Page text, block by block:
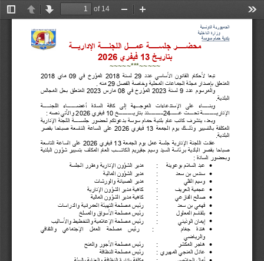
TogglePreviousNext
of 14
Zoom
الجمھوریة التونسیة
       وزارة الداخلیة
بلدیة حمام سوسة
محضـــــر جلســـــة عمــــل اللجنــــة الإداریـــة
بتاریـخ
13
2026
~~~~~***~~~~~
تبعا لأحكام القانون الأساسي عدد 29 لسنة 2018 المؤرخ في 09 ماي
2018
المتعلق بإصدار مجلة الجماعات المحلیة وخاصة الفصل
29 منھ .
والمرسوم
عدد 9 لسنة 2023 المؤرخ في 08 مارس 2023 المتعلق بحل
المجالس
البلدیة.
وبنـــــاء
على الإستدعاءات الموجـــھة إلى كافة السادة أعضـــــــاء
اللجنـــــة
الإداریــــــــــة تحــــت عــــــ24ـــــــــــدد بتاریـــــــــــخ 10
2026 والآتي نصھ :
وبعد،
یتشرف كاتب عام بلدیة حمام سوسة بدعوتكم لحضور جلســـــة اللجنة
الإداریة
المكلفة
بالتسییر وذلـــك یوم الجمعة 13 فیفري 2026 على الساعة التاسعة صباحا
بقصر
البلدیة.
عقدت
اللجنة الإداریة جلسة عمل یوم الجمعة 13 فیفري 2026 على الساعة
التاسعة
صباحا
بقصر البلدیة برئاسة السید وسیم جقیریم الكاتــــب العام المكلف بتسییر شؤون
البلدیة
وبحضور السادة :

عبد السلام بوعوینة :
مدیر الشؤون الإداریة ومقرر الجلسة

سندس بن سعد :
مدیر الشؤون المالیة

وسیم القلي :
مدیر الصیانة والورشات

عجمیة العریف :
كاھیة مدیر الشؤون الإداریة

صالح الفازعي :
كاھیة مدیر الشؤون المالیة

فھمي بن سعد :
رئیس مصلحة التھیئة العمرانیة والدراسات

بلقاسم المعلول :
رئیس مصلحة الأسواق والمسلخ

إیمان الوذیني :
رئیس مصلحة الإعلامیة والتخطیط والأسالیب

ھندة جغام : رئیس مصلحة العمل الإجتماعي
والثقافي
والریاضي

ھاجر المكشر :
رئیس مصلحة الأجور والمنح

عادل المنجي المھیري :
رئیس مصلحة النظافة
